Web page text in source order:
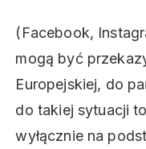
(Facebook,
mogą być
Europejskiej, do
do takiej sytuacji
wyłącznie na